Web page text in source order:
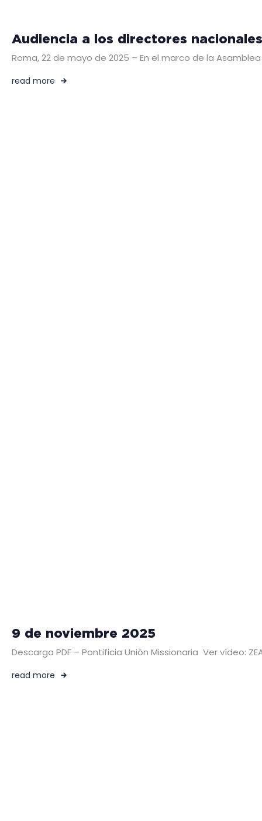
Audiencia a los directores
Roma, 22 de mayo de 2025 – En el marco de la
read more
9 de noviembre 2025
Descarga PDF – Pontificia Unión Missionaria Ver vídeo:
read more